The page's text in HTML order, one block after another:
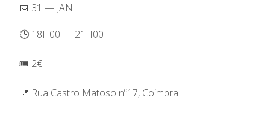
📅 31 — JAN
🕒 18H00 — 21H00
🎟️ 2€
📍 Rua Castro Matoso nº17, Coimbra